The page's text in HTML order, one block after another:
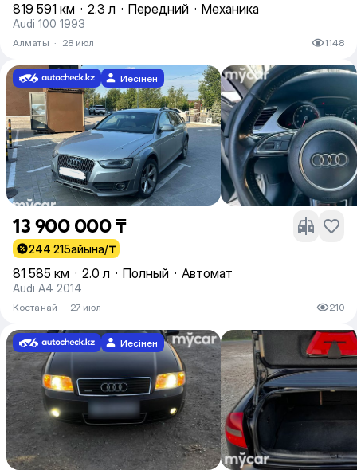
819 591 км · 2.3 л · Передний · Механика
Audi 100 1993
Алматы · 28 июл 1148
Иесінен
13 900 000 ₸
244 215айына/₸
81 585 км · 2.0 л · Полный · Автомат
Audi A4 2014
Костанай · 27 июл 210
Иесінен